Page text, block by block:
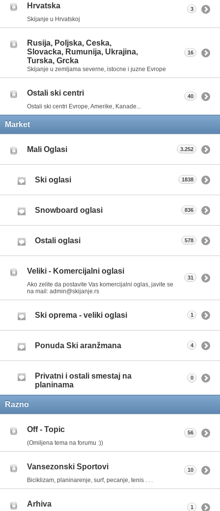
Hrvatska
Skijanje u Hrvatskoj
3
Rusija, Poljska, Ceska,
Slovacka, Rumunija, Ukrajina,
Turska, Grcka
Skijanje u zemljama severne, istocne i juzne Evrope
16
Ostali ski centri
Ostali ski centri Evrope, Amerike, Kanade...
40
Market
Mali Oglasi 3.252
Ski oglasi 1838
Snowboard oglasi 836
Ostali oglasi 578
Veliki - Komercijalni oglasi
Ako zelite da postavite Vas komercijalni oglas, javite se
na mail: admin@skijanje.rs
31
Ski oprema - veliki oglasi 1
Ponuda Ski aranžmana 4
Privatni i ostali smestaj na
planinama
0
Razno
Off - Topic
(Omiljena tema na forumu :))
56
Vansezonski Sportovi
Biciklizam, planinarenje, surf, pecanje, tenis . . .
10
Arhiva 1